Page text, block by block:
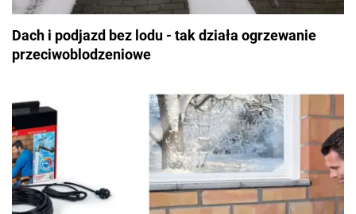
Dach i podjazd bez lodu - tak działa ogrzewanie
przeciwoblodzeniowe